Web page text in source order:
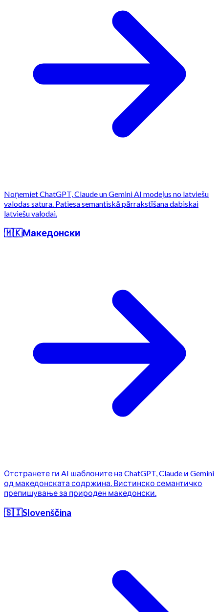
Noņemiet ChatGPT, Claude un Gemini AI modeļus no latviešu
valodas satura. Patiesa semantiskā pārrakstīšana dabiskai
latviešu valodai.
🇲🇰Македонски
Отстранете ги AI шаблоните на ChatGPT, Claude и Gemini
од македонската содржина. Вистинско семантичко
препишување за природен македонски.
🇸🇮Slovenščina